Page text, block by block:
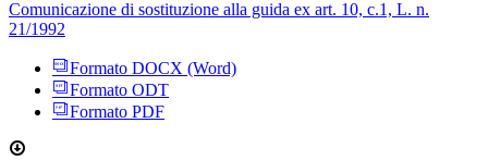
Comunicazione di sostituzione alla guida ex art. 10, c.1, L. n.
21/1992
Formato DOCX (Word)
Formato ODT
Formato PDF